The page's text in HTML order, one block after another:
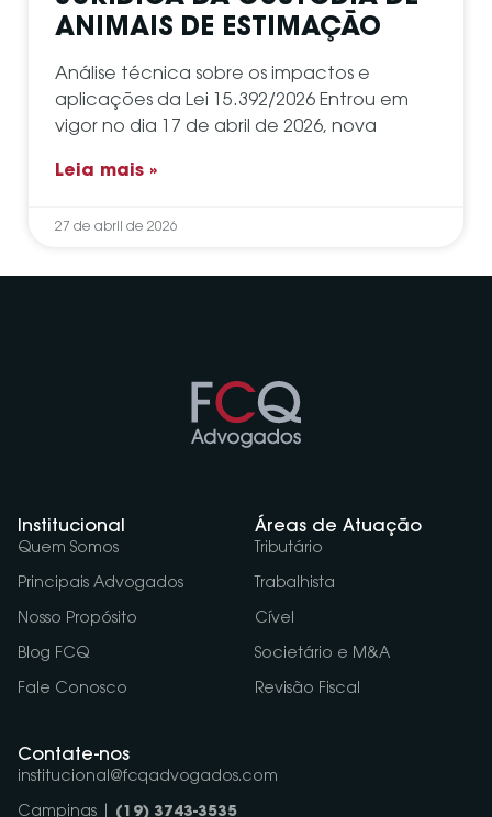
ANIMAIS DE ESTIMAÇÃO
Análise técnica sobre os impactos e
aplicações da Lei 15.392/2026 Entrou em
vigor no dia 17 de abril de 2026, nova
Leia mais »
27 de abril de 2026
Institucional
Quem Somos
Principais Advogados
Nosso Propósito
Blog FCQ
Fale Conosco
Áreas de Atuação
Tributário
Trabalhista
Cível
Societário e M&A
Revisão Fiscal
Contate-nos
institucional@fcqadvogados.com
Campinas | (19) 3743-3535